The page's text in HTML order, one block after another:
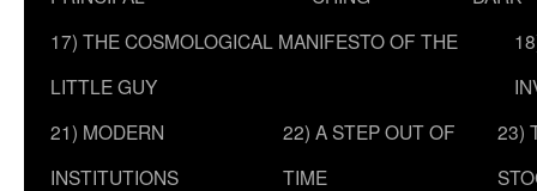
17) THE COSMOLOGICAL MANIFESTO OF THE
LITTLE GUY
21) MODERN
INSTITUTIONS
22) A STEP OUT OF
TIME
23)